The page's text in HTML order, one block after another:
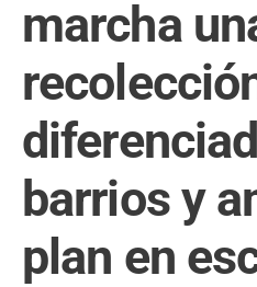
marcha
barrios y
plan en